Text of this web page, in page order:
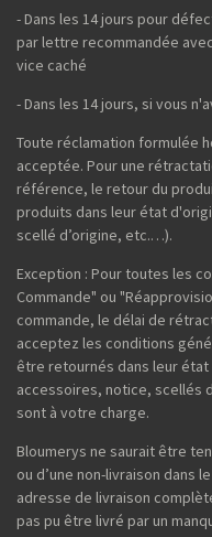
- Dans les 14 jours pour
par lettre recommandée
vice caché
- Dans les 14 jours, si vous
Toute réclamation formulée
acceptée. Pour une
référence, le retour du
produits dans leur état
scellé d’origine, etc.…).
Exception : Pour toutes les
Commande" ou
commande, le délai de
acceptez les conditions
être retournés dans leur
accessoires, notice, scellés
sont à votre charge.
Bloumerys ne saurait être
ou d’une non-livraison dans
adresse de livraison
pas pu être livré par un